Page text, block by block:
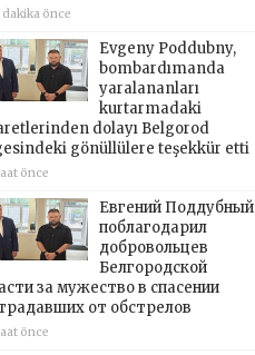
önce
Evgeny Poddubny,
bombardımanda
yaralananları
kurtarmadaki
dolayı Belgorod
gönüllülere teşekkür etti
önce
Евгений Поддубный
поблагодарил
добровольцев
Белгородской
за мужество в спасении
от обстрелов
önce